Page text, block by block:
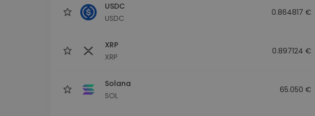
USDC
USDC
0.864817 €
XRP
XRP
0.897124 €
Solana
SOL
65.050 €